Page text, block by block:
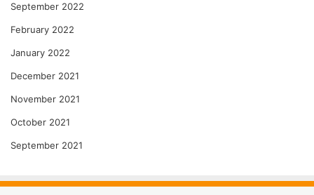
September 2022
February 2022
January 2022
December 2021
November 2021
October 2021
September 2021